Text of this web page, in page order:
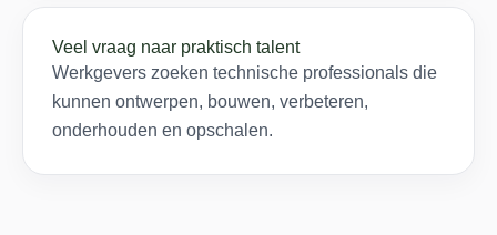
Veel vraag naar praktisch talent
Werkgevers zoeken technische professionals die
kunnen ontwerpen, bouwen, verbeteren,
onderhouden en opschalen.